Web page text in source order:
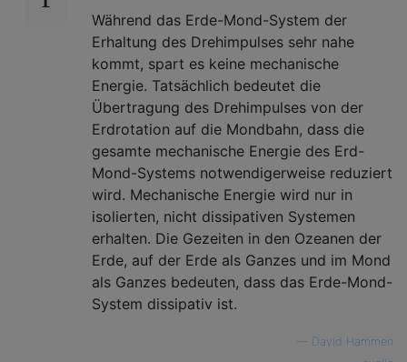
Während das Erde-Mond-System der
Erhaltung des Drehimpulses sehr nahe
kommt, spart es keine mechanische
Energie. Tatsächlich bedeutet die
Übertragung des Drehimpulses von der
Erdrotation auf die Mondbahn, dass die
gesamte mechanische Energie des Erd-
Mond-Systems notwendigerweise reduziert
wird. Mechanische Energie wird nur in
isolierten, nicht dissipativen Systemen
erhalten. Die Gezeiten in den Ozeanen der
Erde, auf der Erde als Ganzes und im Mond
als Ganzes bedeuten, dass das Erde-Mond-
System dissipativ ist.
David Hammen